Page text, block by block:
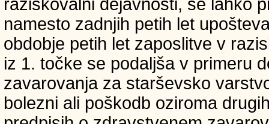
raziskovalni dejavnosti, se lahko
namesto zadnjih petih let
obdobje petih let zaposlitve v
iz 1. točke se podaljša v primeru
zavarovanja za starševsko
bolezni ali poškodb oziroma